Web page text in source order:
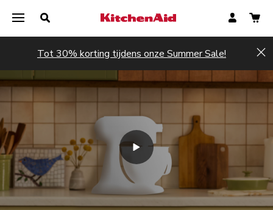
Tot 30% korting tijdens onze Summer Sale!